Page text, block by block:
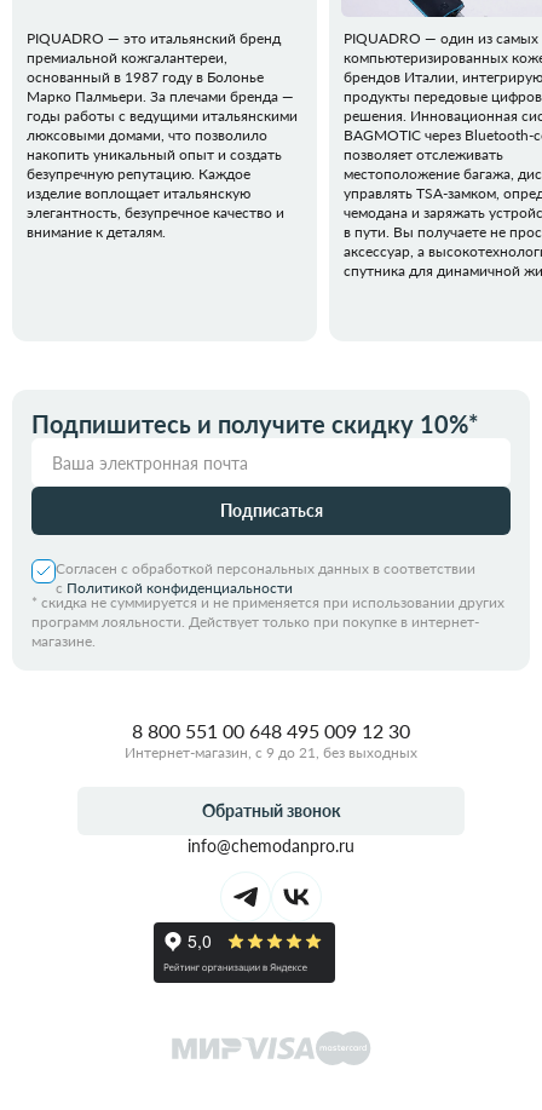
PIQUADRO — это итальянский бренд
премиальной кожгалантереи,
основанный в 1987 году в Болонье
Марко Палмьери. За плечами бренда —
годы работы с ведущими итальянскими
люксовыми домами, что позволило
накопить уникальный опыт и создать
безупречную репутацию. Каждое
изделие воплощает итальянскую
элегантность, безупречное качество и
внимание к деталям.
PIQUADRO — один из самых
компьютеризированных
брендов Италии,
продукты передовые
решения. Инновационная
BAGMOTIC через Bluetooth-
позволяет отслеживать
местоположение багажа,
управлять TSA-замком,
чемодана и заряжать
в пути. Вы получаете не
аксессуар, а
спутника для динамичной
Подпишитесь и получите скидку 10%*
Подписаться
Согласен с обработкой персональных данных в соответствии
с Политикой конфиденциальности
* скидка не суммируется и не применяется при использовании других
программ лояльности. Действует только при покупке в интернет-
магазине.
8 800 551 00 648 495 009 12 30
Интернет-магазин, с 9 до 21, без выходных
Обратный звонок
info@chemodanpro.ru